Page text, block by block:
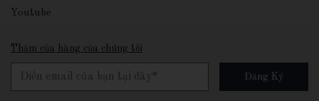
Youtube
Thăm của hàng của chúng tôi